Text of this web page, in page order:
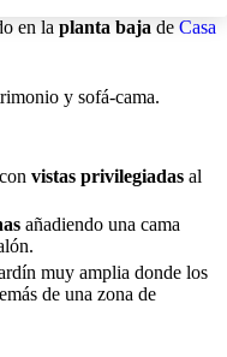
en la planta baja de Casa
y sofá-cama.
vistas privilegiadas al
añadiendo una cama
muy amplia donde los
de una zona de